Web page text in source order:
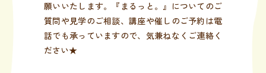
願いいたします。『まるっと。』についてのご
質問や見学のご相談、講座や催しのご予約は電
話でも承っていますので、気兼ねなくご連絡く
ださい★